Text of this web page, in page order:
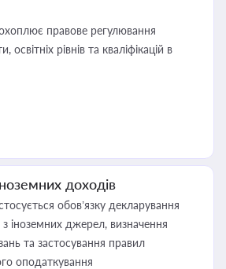
правове регулювання
освітніх рівнів та кваліфікацій в
доходів
обов’язку декларування
іноземних джерел, визначення
та застосування правил
оподаткування